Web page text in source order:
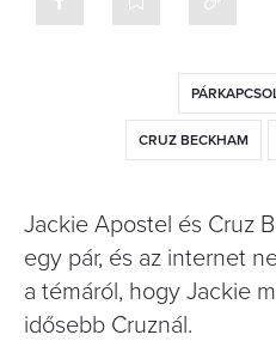
CRUZ BECKHAM
Jackie Apostel és Cruz
egy pár, és az internet
a témáról, hogy Jackie
idősebb Cruznál.